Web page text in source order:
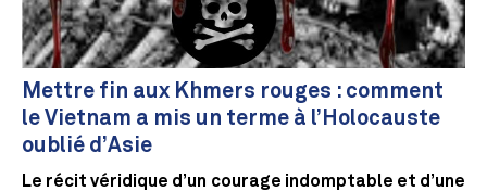
Mettre fin aux Khmers rouges : comment
le Vietnam a mis un terme à l’Holocauste
oublié d’Asie
Le récit véridique d’un courage indomptable et d’une